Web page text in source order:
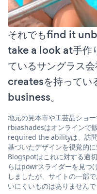
それでもfind it
take a look at手作
ているサングラス
createsを持って
business。
地元の見本市や工芸品ショ
rbiashadesはオンラインで
required the abilityは、訪
基づいたデザインを視覚的
Blogspotはこれに対する適
らはpowrスライダーを見
しましたが、サイトの一部
いにくいものはありませんで